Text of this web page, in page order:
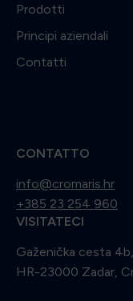
Prodotti
Principi aziendali
Contatti
CONTATTO
info@cromaris.hr
+385 23 254 960
VISITATECI
Gaženička cesta 4b,
HR-23000 Zadar,